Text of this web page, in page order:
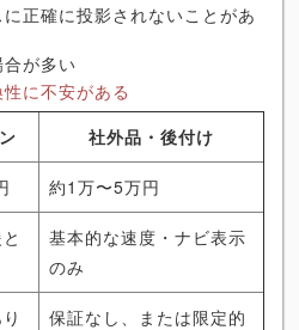
正確に投影されないことがあ
が多い
に不安がある
社外品・後付け
約1万〜5万円
基本的な速度・ナビ表示
のみ
保証なし、または限定的